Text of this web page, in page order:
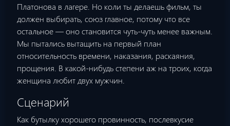
Платонова в лагере. Но коли ты делаешь фильм, ты
должен выбирать, союз главное, потому что все
остальное — оно становится чуть-чуть менее важным.
Мы пытались вытащить на первый план
относительность времени, наказания, раскаяния,
прощения. В какой-нибудь степени аж на троих, когда
женщина любит двух мужчин.
Сценарий
Как бутылку хорошего провинность, послевкусие